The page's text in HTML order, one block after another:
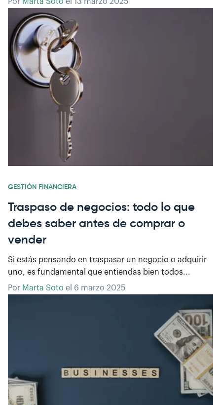
GESTIÓN FINANCIERA
Traspaso de negocios: todo lo que
debes saber antes de comprar o
vender
Si estás pensando en traspasar un negocio o adquirir
uno, es fundamental que entiendas bien todos...
Por Marta Soto el 6 marzo 2025